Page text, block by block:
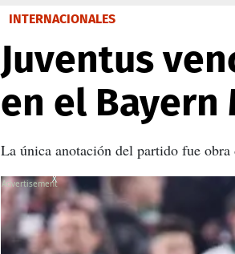
INTERNACIONALES
Juventus
en el Bayern
La única anotación del partido fue
X